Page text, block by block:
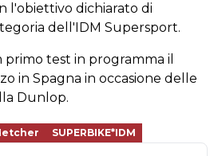
l'obiettivo dichiarato di
dell'IDM Supersport.
primo test in programma il
in Spagna in occasione delle
Dunlop.
SUPERBIKE*IDM